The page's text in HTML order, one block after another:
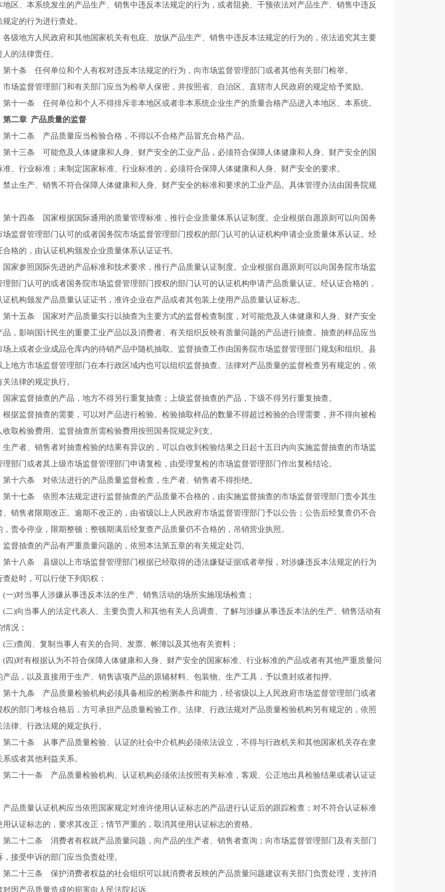
地区、本系统发生的产品生产、销售中违反本法规定的行为，或者阻挠、干预依法对产品生产、销售中违反
规定的行为进行查处。
地方人民政府和其他国家机关有包庇、放纵产品生产、销售中违反本法规定的行为的，依法追究其主要
人的法律责任。
条 任何单位和个人有权对违反本法规定的行为，向市场监督管理部门或者其他有关部门检举。
监督管理部门和有关部门应当为检举人保密，并按照省、自治区、直辖市人民政府的规定给予奖励。
一条 任何单位和个人不得排斥非本地区或者非本系统企业生产的质量合格产品进入本地区、本系统。
章 产品质量的监督
二条 产品质量应当检验合格，不得以不合格产品冒充合格产品。
三条 可能危及人体健康和人身、财产安全的工业产品，必须符合保障人体健康和人身、财产安全的国
准、行业标准；未制定国家标准、行业标准的，必须符合保障人体健康和人身、财产安全的要求。
生产、销售不符合保障人体健康和人身、财产安全的标准和要求的工业产品。具体管理办法由国务院规
四条 国家根据国际通用的质量管理标准，推行企业质量体系认证制度。企业根据自愿原则可以向国务
场监督管理部门认可的或者国务院市场监督管理部门授权的部门认可的认证机构申请企业质量体系认证。经
合格的，由认证机构颁发企业质量体系认证证书。
参照国际先进的产品标准和技术要求，推行产品质量认证制度。企业根据自愿原则可以向国务院市场监
理部门认可的或者国务院市场监督管理部门授权的部门认可的认证机构申请产品质量认证。经认证合格的，
证机构颁发产品质量认证证书，准许企业在产品或者其包装上使用产品质量认证标志。
五条 国家对产品质量实行以抽查为主要方式的监督检查制度，对可能危及人体健康和人身、财产安全
品，影响国计民生的重要工业产品以及消费者、有关组织反映有质量问题的产品进行抽查。抽查的样品应当
场上或者企业成品仓库内的待销产品中随机抽取。监督抽查工作由国务院市场监督管理部门规划和组织。县
上地方市场监督管理部门在本行政区域内也可以组织监督抽查。法律对产品质量的监督检查另有规定的，依
关法律的规定执行。
监督抽查的产品，地方不得另行重复抽查；上级监督抽查的产品，下级不得另行重复抽查。
监督抽查的需要，可以对产品进行检验。检验抽取样品的数量不得超过检验的合理需要，并不得向被检
收取检验费用。监督抽查所需检验费用按照国务院规定列支。
者、销售者对抽查检验的结果有异议的，可以自收到检验结果之日起十五日内向实施监督抽查的市场监
理部门或者其上级市场监督管理部门申请复检，由受理复检的市场监督管理部门作出复检结论。
六条 对依法进行的产品质量监督检查，生产者、销售者不得拒绝。
七条 依照本法规定进行监督抽查的产品质量不合格的，由实施监督抽查的市场监督管理部门责令其生
、销售者限期改正。逾期不改正的，由省级以上人民政府市场监督管理部门予以公告；公告后经复查仍不合
，责令停业，限期整顿；整顿期满后经复查产品质量仍不合格的，吊销营业执照。
抽查的产品有严重质量问题的，依照本法第五章的有关规定处罚。
八条 县级以上市场监督管理部门根据已经取得的违法嫌疑证据或者举报，对涉嫌违反本法规定的行为
查处时，可以行使下列职权：
)对当事人涉嫌从事违反本法的生产、销售活动的场所实施现场检查；
)向当事人的法定代表人、主要负责人和其他有关人员调查、了解与涉嫌从事违反本法的生产、销售活动有
情况；
)查阅、复制当事人有关的合同、发票、帐簿以及其他有关资料；
)对有根据认为不符合保障人体健康和人身、财产安全的国家标准、行业标准的产品或者有其他严重质量问
产品，以及直接用于生产、销售该项产品的原辅材料、包装物、生产工具，予以查封或者扣押。
九条 产品质量检验机构必须具备相应的检测条件和能力，经省级以上人民政府市场监督管理部门或者
权的部门考核合格后，方可承担产品质量检验工作。法律、行政法规对产品质量检验机构另有规定的，依照
法律、行政法规的规定执行。
十条 从事产品质量检验、认证的社会中介机构必须依法设立，不得与行政机关和其他国家机关存在隶
系或者其他利益关系。
十一条 产品质量检验机构、认证机构必须依法按照有关标准，客观、公正地出具检验结果或者认证证
质量认证机构应当依照国家规定对准许使用认证标志的产品进行认证后的跟踪检查；对不符合认证标准
用认证标志的，要求其改正；情节严重的，取消其使用认证标志的资格。
十二条 消费者有权就产品质量问题，向产品的生产者、销售者查询；向市场监督管理部门及有关部门
，接受申诉的部门应当负责处理。
十三条 保护消费者权益的社会组织可以就消费者反映的产品质量问题建议有关部门负责处理，支持消
对因产品质量造成的损害向人民法院起诉。